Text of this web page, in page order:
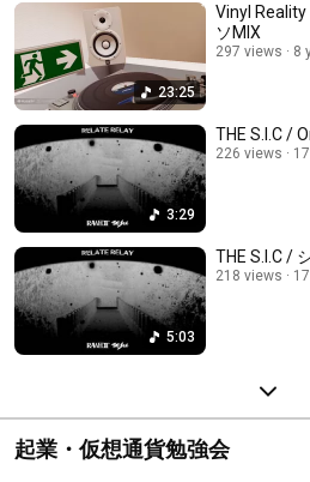
23:25
Vinyl Reality
ソMIX
297 views 8
3:29
THE S.I.C /
226 views
5:03
THE S.I.C /
218 views
起業・仮想通貨勉強会